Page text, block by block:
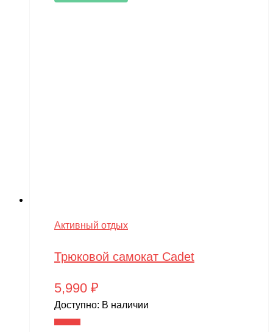
Активный отдых
Трюковой самокат Cadet
5,990 ₽
Доступно: В наличии